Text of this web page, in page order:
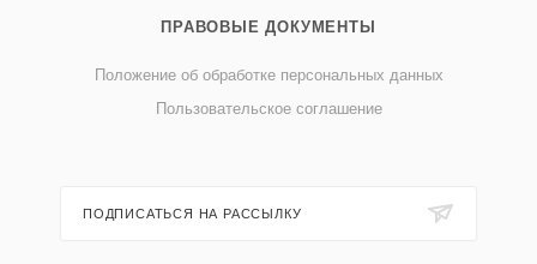
ПРАВОВЫЕ ДОКУМЕНТЫ
Положение об обработке персональных данных
Пользовательское соглашение
ПОДПИСАТЬСЯ НА РАССЫЛКУ